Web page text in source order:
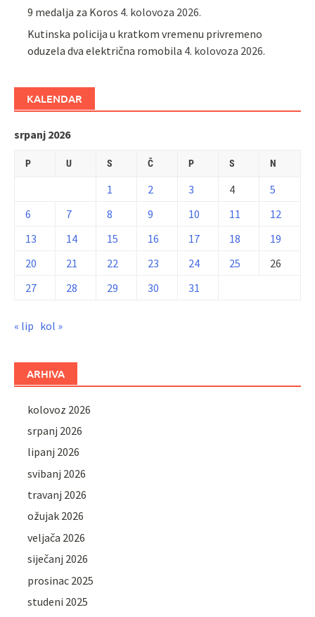
9 medalja za Koros 4. kolovoza 2026.
Kutinska policija u kratkom vremenu privremeno
oduzela dva električna romobila 4. kolovoza 2026.
KALENDAR
srpanj 2026
P U S Č P S N
1 2 3 4
5
6
7 8 9 10 11
12
13
14 15 16 17 18
19
20
21 22 23 24 25
26
27
28 29 30 31
« lip kol »
ARHIVA
kolovoz 2026
srpanj 2026
lipanj 2026
svibanj 2026
travanj 2026
ožujak 2026
veljača 2026
siječanj 2026
prosinac 2025
studeni 2025